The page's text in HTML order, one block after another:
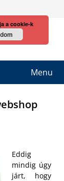
Menu
Eddig
mindig úgy
járt, hogy
a cookie-k